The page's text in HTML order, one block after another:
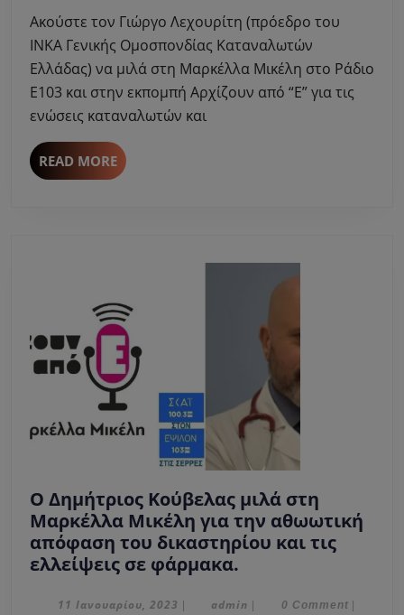
μιλά
στη
Μαρκέλλα
Μικέλη
για
μποϊκοτάζ
στα
Ακούστε τον Γιώργο Λεχουρίτη (πρόεδρο του
ΙΝΚΑ Γενικής Ομοσπονδίας Καταναλωτών
Ελλάδας) να μιλά στη Μαρκέλλα Μικέλη στο Ράδιο
Ε103 και στην εκπομπή Αρχίζουν από “Ε” για τις
ενώσεις καταναλωτών και
READ MOREREAD
MORE
Ο Δημήτριος Κούβελας μιλά στη
Μαρκέλλα Μικέλη για την αθωωτική
απόφαση του δικαστηρίου και τις
ελλείψεις σε φάρμακα.
Κούβελας
11 Ιανουαρίου, 2023 11| admin admin
| 0 Comment |